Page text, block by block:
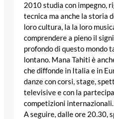
2010 studia con impegno,
tecnica ma anche la storia
loro cultura, la la loro
comprendere a pieno il
profondo di questo mondo
lontano. Mana Tahiti è
che diffonde in Italia e in
danze con corsi, stage,
televisive e con la
competizioni internazionali.
A seguire, dalle ore 20.30,